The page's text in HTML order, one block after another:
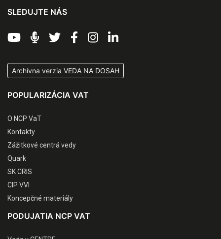
SLEDUJTE NÁS
Archívna verzia VEDA NA DOSAH
POPULARIZÁCIA VAT
O NCP VaT
Kontakty
Zážitkové centrá vedy
Quark
SK CRIS
CIP VVI
Koncepčné materiály
PODUJATIA NCP VAT